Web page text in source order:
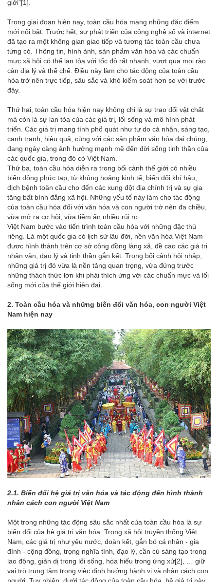
giới”[1]
Trong giai đoạn hiện nay, toàn cầu hóa mang những đặc điểm
mới nổi bật. Trước hết, sự phát triển của công nghệ số và internet
đã tạo ra một không gian giao tiếp và tương tác toàn cầu chưa
từng có. Thông tin, hình ảnh, sản phẩm văn hóa và các chuẩn
mực xã hội có thể lan tỏa với tốc độ rất nhanh, vượt qua mọi rào
cản địa lý và thể chế. Điều này làm cho tác động của toàn cầu
hóa trở nên trực tiếp, sâu sắc và khó kiểm soát hơn so với trước
đây.
Thứ hai, toàn cầu hóa hiện nay không chỉ là sự trao đổi vật chất
mà còn là sự lan tỏa của các giá trị, lối sống và mô hình phát
triển. Các giá trị mang tính phổ quát như tự do cá nhân, sáng tạo,
cạnh tranh, hiệu quả, cùng với các sản phẩm văn hóa đại chúng,
đang ngày càng ảnh hưởng mạnh mẽ đến đời sống tinh thần của
các quốc gia, trong đó có Việt Nam.
Thứ ba, toàn cầu hóa diễn ra trong bối cảnh thế giới có nhiều
biến động phức tạp, từ khủng hoảng kinh tế, biến đổi khí hậu,
dịch bệnh toàn cầu cho đến các xung đột địa chính trị và sự gia
tăng bất bình đẳng xã hội. Những yếu tố này làm cho tác động
của toàn cầu hóa đối với văn hóa và con người trở nên đa chiều,
vừa mở ra cơ hội, vừa tiềm ẩn nhiều rủi ro.
Việt Nam bước vào tiến trình toàn cầu hóa với những đặc thù
riêng. Là một quốc gia có lịch sử lâu đời, nền văn hóa Việt Nam
được hình thành trên cơ sở cộng đồng làng xã, đề cao các giá trị
nhân văn, đạo lý và tinh thần gắn kết. Trong bối cảnh hội nhập,
những giá trị đó vừa là nền tảng quan trọng, vừa đứng trước
những thách thức lớn khi phải thích ứng với các chuẩn mực và lối
sống mới của thế giới hiện đại.
2. Toàn cầu hóa và những biến đổi văn hóa, con người Việt
Nam hiện nay
2.1. Biến đổi hệ giá trị văn hóa và tác động đến hình thành
nhân cách con người Việt Nam
Một trong những tác động sâu sắc nhất của toàn cầu hóa là sự
biến đổi của hệ giá trị văn hóa. Trong xã hội truyền thống Việt
Nam, các giá trị như yêu nước, đoàn kết, gắn bó cá nhân - gia
đình - cộng đồng, trọng nghĩa tình, đạo lý, cần cù sáng tạo trong
lao động, giản dị trong lối sống, hòa hiếu trong ứng xử[2] , … giữ
vai trò trung tâm trong việc định hướng hành vi và nhân cách con